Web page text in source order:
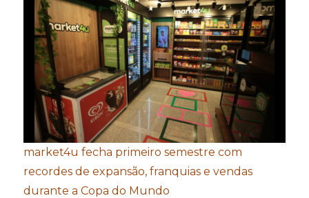
market4u fecha primeiro semestre com
recordes de expansão, franquias e vendas
durante a Copa do Mundo